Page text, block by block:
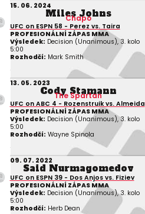
15. 06. 2024
Miles Johns
Chapo
UFC on ESPN 58 - Perez vs. Taira
PROFESIONÁLNÍ ZÁPAS MMA
Výsledek: Decision (Unanimous), 3. kolo
5:00
Rozhodčí: Mark Smith
13. 05. 2023
Cody Stamann
The Spartan
UFC on ABC 4 - Rozenstruik vs. Almeida
PROFESIONÁLNÍ ZÁPAS MMA
Výsledek: Decision (Unanimous), 3. kolo
5:00
Rozhodčí: Wayne Spinola
09. 07. 2022
Said Nurmagomedov
UFC on ESPN 39 - Dos Anjos vs. Fiziev
PROFESIONÁLNÍ ZÁPAS MMA
Výsledek: Decision (Unanimous), 3. kolo
5:00
Rozhodčí: Herb Dean